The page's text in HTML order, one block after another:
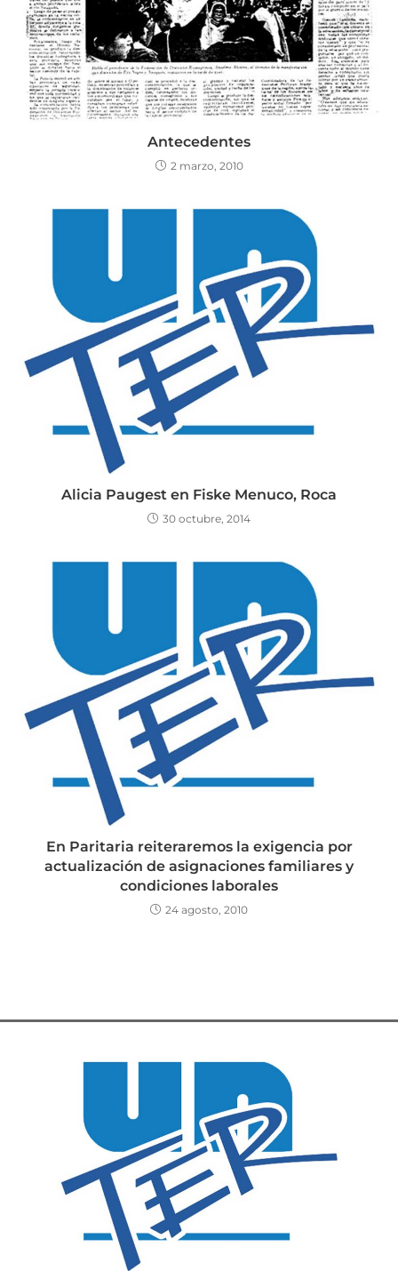
Antecedentes
2 marzo, 2010
Alicia Paugest en Fiske Menuco, Roca
30 octubre, 2014
En Paritaria reiteraremos la exigencia por
actualización de asignaciones familiares y
condiciones laborales
24 agosto, 2010